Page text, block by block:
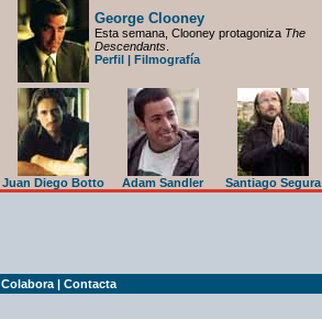
George Clooney
Esta semana, Clooney protagoniza The
Descendants
Perfil | Filmografía
Juan Diego Botto Adam Sandler Santiago Segura
Colabora | Contacta